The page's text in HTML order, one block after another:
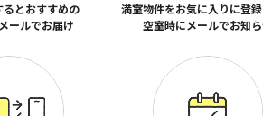
とおすすめの
ールでお届け
満室物件をお気に入りに登
空室時にメールでお知